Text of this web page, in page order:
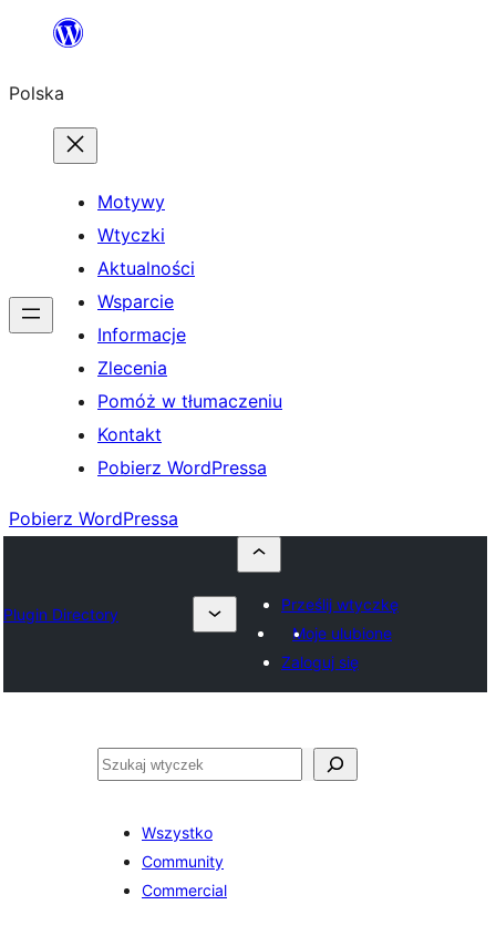
Przejdź
treści
Polska
Motywy
Wtyczki
Aktualności
Wsparcie
Informacje
Zlecenia
Pomóż w tłumaczeniu
Kontakt
Pobierz WordPressa
Pobierz WordPressa
Plugin Directory
Prześlij wtyczkę
Moje ulubione
Zaloguj się
Szukaj
Wszystko
Community
Commercial